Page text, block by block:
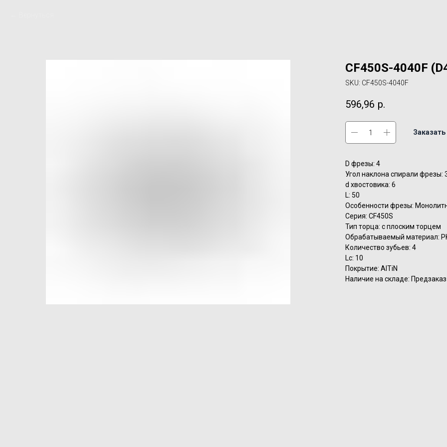
CF450S-4040F
SKU: CF450S-4040F
596,96 р.
Заказать
D фрезы: 4
Угол наклона спирали фрезы:
d хвостовика: 6
L: 50
Особенности фрезы:
Серия: CF450S
Тип торца: с плоским торцем
Обрабатываемый материал:
Количество зубьев: 4
Lc: 10
Покрытие: AlTiN
Наличие на складе: Предзаказ